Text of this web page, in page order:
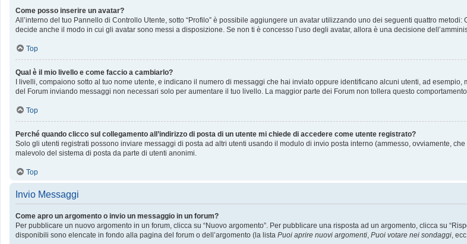
Come posso inserire un avatar?
All’interno del tuo Pannello di Controllo Utente, sotto “Profilo” è possibile aggiungere un avatar utilizzando uno dei seguenti quattro
decide anche il modo in cui gli avatar sono messi a disposizione. Se non ti è concesso l’uso degli avatar, allora è una decisione
Top
Qual è il mio livello e come faccio a cambiarlo?
I livelli, compaiono sotto al tuo nome utente, e indicano il numero di messaggi che hai inviato oppure identificano alcuni utenti, ad
del Forum inviando messaggi non necessari solo per aumentare il tuo livello. La maggior parte dei Forum non tollera questo
Top
Perché quando clicco sul collegamento all’indirizzo di posta di un utente mi chiede di accedere come utente registrato?
Solo gli utenti registrati possono inviare messaggi di posta ad altri utenti usando il modulo di invio posta interno (ammesso, ovviamente,
malevolo del sistema di posta da parte di utenti anonimi.
Top
Invio Messaggi
Come apro un argomento o invio un messaggio in un forum?
Per pubblicare un nuovo argomento in un forum, clicca su “Nuovo argomento”. Per pubblicare una risposta ad un argomento, clicca su
disponibili sono elencate in fondo alla pagina del forum o dell’argomento (la lista Puoi aprire nuovi argomenti, Puoi votare nei sondaggi,